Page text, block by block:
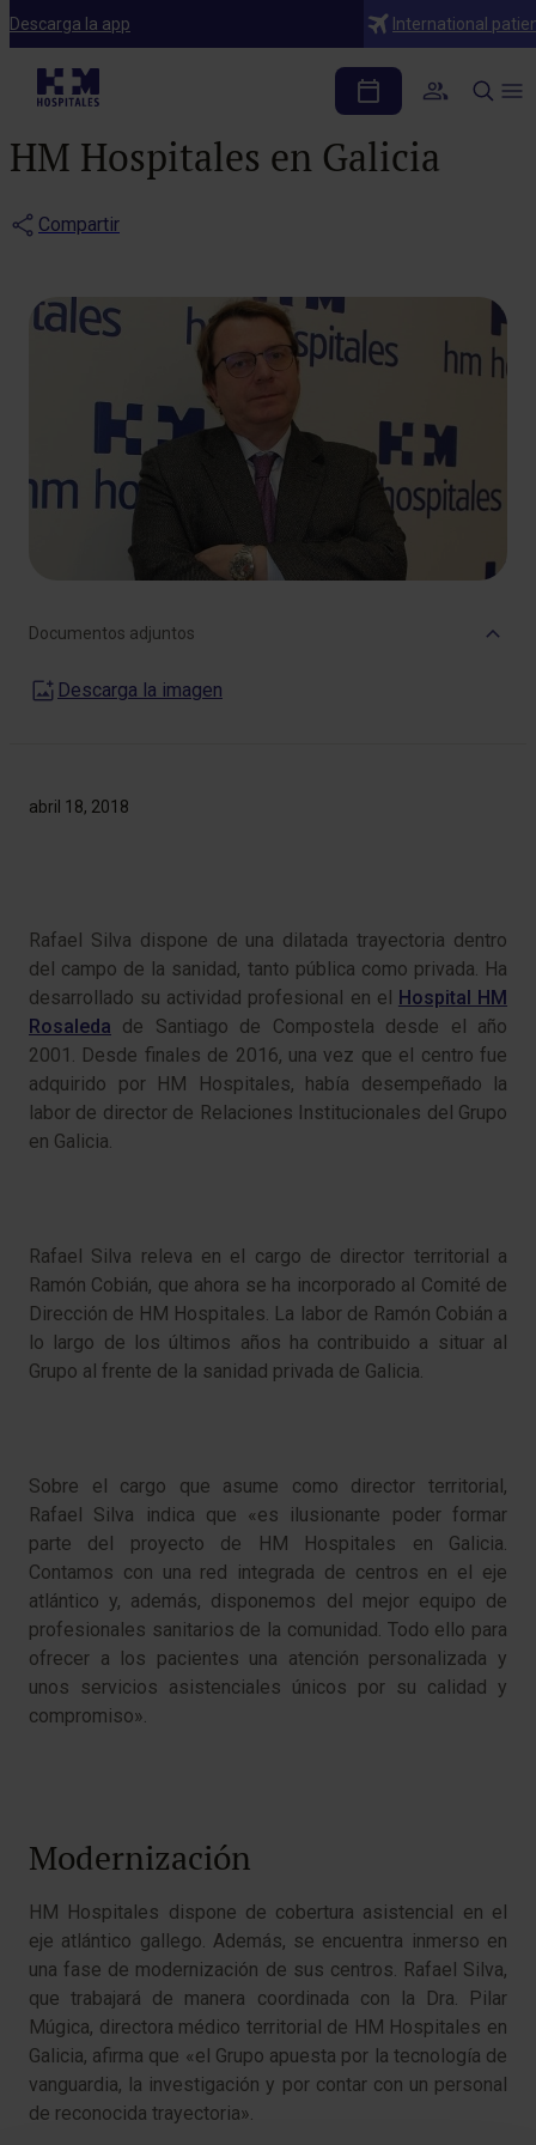
Descarga la app International
Notas de prensa
Rafael Silva asume el
cargo de director territorial de
HM Hospitales en Galicia
Compartir
abril 18, 2018
Rafael Silva dispone de una dilatada trayectoria dentro
del campo de la sanidad, tanto pública como privada. Ha
desarrollado su actividad profesional en el
Hospital HM
Rosaleda de Santiago de Compostela desde el año
2001. Desde finales de 2016, una vez que el centro fue
adquirido por HM Hospitales, había desempeñado la
labor de director de Relaciones Institucionales del Grupo
en Galicia.
Rafael Silva releva en el cargo de director territorial a
Ramón Cobián, que ahora se ha incorporado al Comité de
Dirección de HM Hospitales. La labor de Ramón Cobián a
lo largo de los últimos años ha contribuido a situar al
Grupo al frente de la sanidad privada de Galicia.
Sobre el cargo que asume como director territorial,
Rafael Silva indica que «es ilusionante poder formar
parte del proyecto de HM Hospitales en Galicia.
Contamos con una red integrada de centros en el eje
atlántico y, además, disponemos del mejor equipo de
profesionales sanitarios de la comunidad. Todo ello para
ofrecer a los pacientes una atención personalizada y
unos servicios asistenciales únicos por su calidad y
compromiso».
Modernización
HM Hospitales dispone de cobertura asistencial en el
eje atlántico gallego. Además, se encuentra inmerso en
una fase de modernización de sus centros. Rafael Silva,
que trabajará de manera coordinada con la Dra. Pilar
Múgica, directora médico territorial de HM Hospitales en
Galicia, afirma que «el Grupo apuesta por la tecnología de
vanguardia, la investigación y por contar con un personal
de reconocida trayectoria».
Documentos adjuntos
Descarga la imagen